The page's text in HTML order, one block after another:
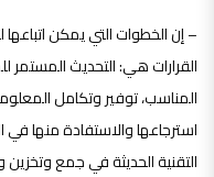
– إن الخطوات التي يمكن
القرارات هي: التحديث
المناسب، توفير وتكامل
استرجاعها والاستفادة منها
التقنية الحديثة في جمع